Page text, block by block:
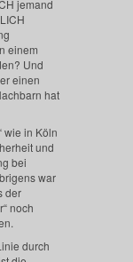
jemand
einem
Und
einen
hat
wie in Köln
und
bei
war
der
noch
durch